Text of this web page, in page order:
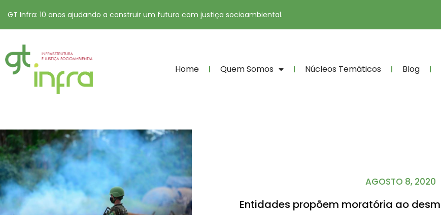
GT Infra: 10 anos ajudando a construir um futuro com justiça socioambiental.
Home Quem Somos Núcleos Temáticos Blog
AGOSTO 8, 2020
Entidades propõem moratória ao